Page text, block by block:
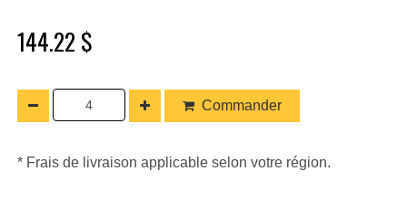
144.22 $
Commander
* Frais de livraison applicable selon votre région.